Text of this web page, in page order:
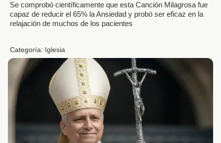
Se comprobó científicamente que esta Canción Milagrosa fue
capaz de reducir el 65% la Ansiedad y probó ser eficaz en la
relajación de muchos de los pacientes
Categoría: Iglesia